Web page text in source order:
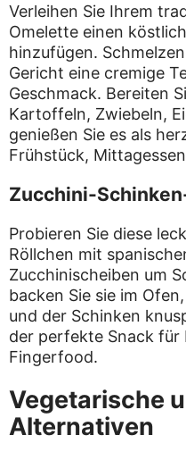
Verleihen Sie Ihrem
Omelette einen
hinzufügen.
Gericht eine cremige
Geschmack. Bereiten
Kartoffeln, Zwiebeln,
genießen Sie es als
Frühstück,
Zucchini-
Probieren Sie diese
Röllchen mit
Zucchinischeiben um
backen Sie sie im
und der Schinken
der perfekte Snack für
Fingerfood.
Vegetarische
Alternativen